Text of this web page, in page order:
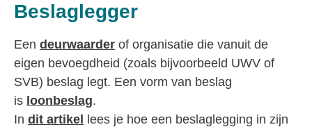
Beslaglegger
Een deurwaarder of organisatie die vanuit de
eigen bevoegdheid (zoals bijvoorbeeld UWV of
SVB) beslag legt. Een vorm van beslag
is loonbeslag.
In dit artikel
lees je hoe een beslaglegging in zijn